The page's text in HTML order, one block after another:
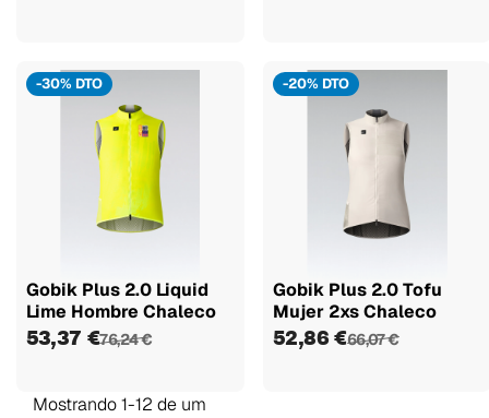
-30% DTO
Gobik Plus 2.0 Liquid
Lime Hombre Chaleco
53,37 €76,24 €
-20% DTO
Gobik Plus 2.0 Tofu
Mujer 2xs Chaleco
52,86 €66,07 €
Mostrando 1-12 de um